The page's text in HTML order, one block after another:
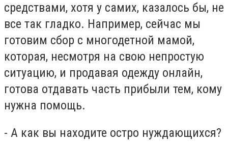
средствами, хотя у самих, казалось бы, не
все так гладко. Например, сейчас мы
готовим сбор с многодетной мамой,
которая, несмотря на свою непростую
ситуацию, и продавая одежду онлайн,
готова отдавать часть прибыли тем, кому
нужна помощь.
- А как вы находите остро нуждающихся?